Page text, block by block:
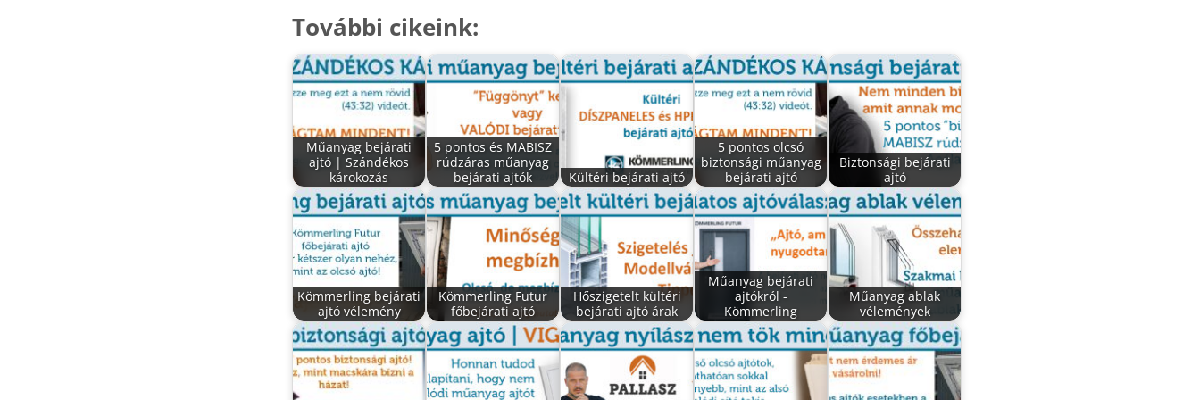
További cikeink:
Műanyag bejárati
ajtó | Szándékos
károkozás
5 pontos és MABISZ
rúdzáras műanyag
bejárati ajtók
Kültéri bejárati ajtó
5 pontos olcsó
biztonsági műanyag
bejárati ajtó
Biztonsági bejárati
ajtó
Kömmerling bejárati
ajtó vélemény
Kömmerling Futur
főbejárati ajtó
Hőszigetelt kültéri
bejárati ajtó árak
Műanyag bejárati
ajtókról -
Kömmerling
Műanyag ablak
vélemények